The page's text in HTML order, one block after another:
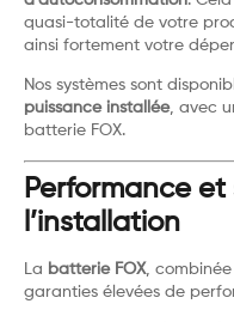
quasi-totalité de votre
ainsi fortement votre
Nos systèmes sont
puissance installée, avec
batterie FOX.
Performance
l’installation
La batterie FOX ,
garanties élevées de